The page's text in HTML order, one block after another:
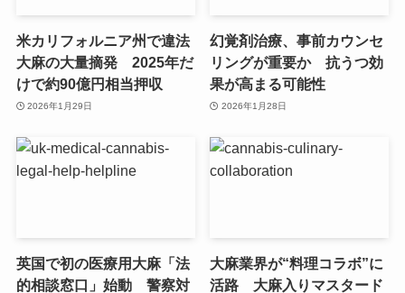
米カリフォルニア州で違法
大麻の大量摘発 2025年だ
けで約90億円相当押収
2026年1月29日
幻覚剤治療、事前カウンセ
リングが重要か 抗うつ効
果が高まる可能性
2026年1月28日
英国で初の医療用大麻「法
的相談窓口」始動 警察対
大麻業界が“料理コラボ”に
活路 大麻入りマスタード